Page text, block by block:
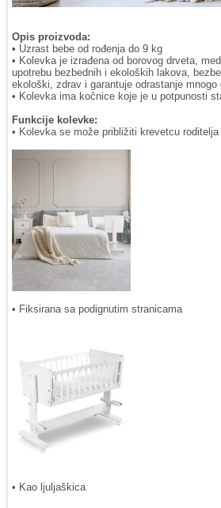
Opis proizvoda:
• Uzrast bebe od rođenja do 9 kg
• Kolevka je izrađena od borovog drveta,
upotrebu bezbednih i ekoloških lakova,
ekološki, zdrav i garantuje odrastanje mnogo
• Kolevka ima kočnice koje je u potpunosti
Funkcije kolevke:
• Kolevka se može približiti krevetcu roditelja
• Fiksirana sa podignutim stranicama
• Kao ljuljaškica